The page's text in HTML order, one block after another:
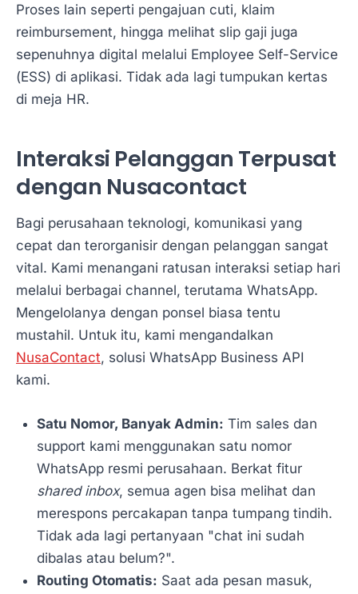
Proses lain seperti pengajuan cuti, klaim
reimbursement, hingga melihat slip gaji juga
sepenuhnya digital melalui Employee Self-Service
(ESS) di aplikasi. Tidak ada lagi tumpukan kertas
di meja HR.
Interaksi Pelanggan Terpusat
dengan Nusacontact
Bagi perusahaan teknologi, komunikasi yang
cepat dan terorganisir dengan pelanggan sangat
vital. Kami menangani ratusan interaksi setiap hari
melalui berbagai channel, terutama WhatsApp.
Mengelolanya dengan ponsel biasa tentu
mustahil. Untuk itu, kami mengandalkan
NusaContact, solusi WhatsApp Business API
kami.
Satu Nomor, Banyak Admin: Tim sales dan
support kami menggunakan satu nomor
WhatsApp resmi perusahaan. Berkat fitur
shared inbox, semua agen bisa melihat dan
merespons percakapan tanpa tumpang tindih.
Tidak ada lagi pertanyaan "chat ini sudah
dibalas atau belum?".
Routing Otomatis: Saat ada pesan masuk,